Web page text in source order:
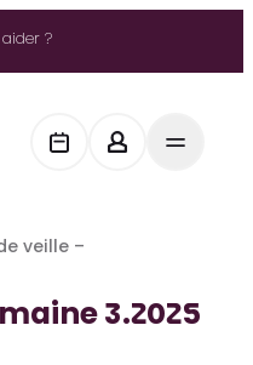
?
veille –
3.2025